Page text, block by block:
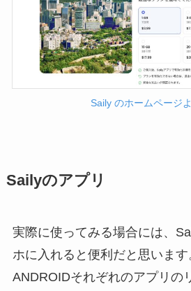
Saily のホームページ
Sailyのアプリ
実際に使ってみる場合には、
ホに入れると便利だと思いま
ANDROIDそれぞれのアプリの